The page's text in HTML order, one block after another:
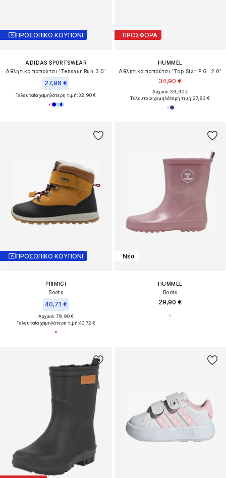
ΠΡΟΣΩΠΙΚΟ ΚΟΥΠΟΝΙ
ADIDAS SPORTSWEAR
Αθλητικό παπούτσι 'Tensaur Run 3.0'
27,96 €
Τελευταία χαμηλότερη τιμή:32,90 €
ΠΡΟΣΦΟΡΑ
HUMMEL
Αθλητικό παπούτσι 'Top Star F.G. 2.0'
34,90 €
Αρχικά: 39,90 €
Τελευταία χαμηλότερη τιμή:27,93 €
ΠΡΟΣΩΠΙΚΟ ΚΟΥΠΟΝΙ
PRIMIGI
Boots
40,71 €
Αρχικά: 79,90 €
Τελευταία χαμηλότερη τιμή:40,72 €
Νέα
HUMMEL
Boots
29,90 €